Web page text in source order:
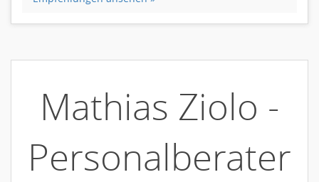
Mathias Ziolo -
Personalberater